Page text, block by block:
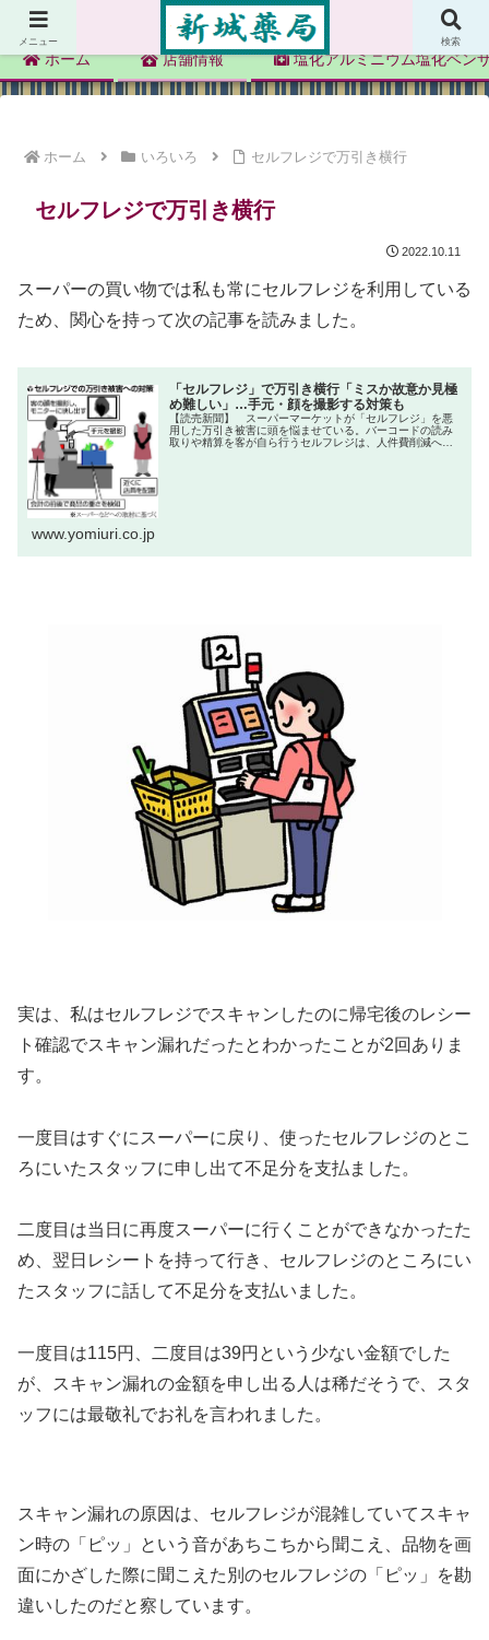
新城薬局
ホーム 店舗情報 塩化アルミニウム塩化ベン
ホーム いろいろ セルフレジで万引き横行
セルフレジで万引き横行
2022.10.11
スーパーの買い物では私も常にセルフレジを利用している
ため、関心を持って次の記事を読みました。
「セルフレジ」で万引き横行「ミスか故意か見極
め難しい」…手元・顔を撮影する対策も
【読売新聞】 スーパーマーケットが「セルフレジ」を悪
用した万引き被害に頭を悩ませている。バーコードの読み
取りや精算を客が自ら行うセルフレジは、人件費削減への
www.yomiuri.co.jp
実は、私はセルフレジでスキャンしたのに帰宅後のレシー
ト確認でスキャン漏れだったとわかったことが2回ありま
す。
一度目はすぐにスーパーに戻り、使ったセルフレジのとこ
ろにいたスタッフに申し出て不足分を支払ました。
二度目は当日に再度スーパーに行くことができなかったた
め、翌日レシートを持って行き、セルフレジのところにい
たスタッフに話して不足分を支払いました。
一度目は115円、二度目は39円という少ない金額でした
が、スキャン漏れの金額を申し出る人は稀だそうで、スタ
ッフには最敬礼でお礼を言われました。
スキャン漏れの原因は、セルフレジが混雑していてスキャ
ン時の「ピッ」という音があちこちから聞こえ、品物を画
面にかざした際に聞こえた別のセルフレジの「ピッ」を勘
違いしたのだと察しています。
メニュー 検索